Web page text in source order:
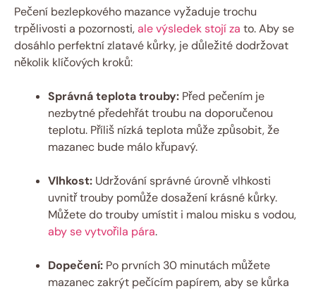
Pečení bezlepkového mazance vyžaduje trochu
‌trpělivosti a pozornosti,‌ale výsledek stojí za ​ to. ⁢Aby se
dosáhlo perfektní zlatavé kůrky, je důležité dodržovat
několik klíčových kroků:
Správná ⁢teplota⁢ trouby: Před pečením je
nezbytné předehřát troubu na doporučenou
teplotu. ​Příliš‌ nízká teplota může způsobit, ‍že⁣
mazanec bude málo⁣ křupavý.
Vlhkost: Udržování správné úrovně vlhkosti
uvnitř⁢ trouby pomůže‍ dosažení krásné ⁢kůrky.
Můžete⁤ do trouby umístit⁢ i malou misku ⁢s vodou,
aby se vytvořila pára.
Dopečení: Po prvních 30 ‌minutách ​můžete
mazanec zakrýt ‌pečícím papírem, aby‍ se kůrka